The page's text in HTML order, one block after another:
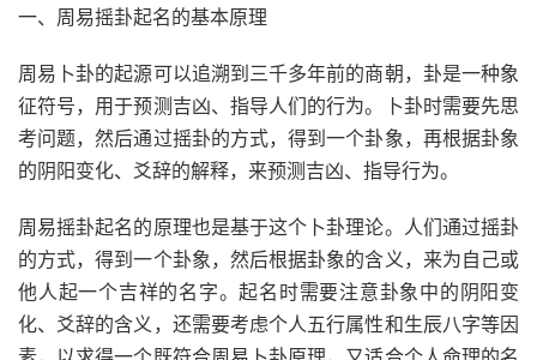
一、周易摇卦起名的基本原理
周易卜卦的起源可以追溯到三千多年前的商朝，卦是一种象
征符号，用于预测吉凶、指导人们的行为。卜卦时需要先思
考问题，然后通过摇卦的方式，得到一个卦象，再根据卦象
的阴阳变化、爻辞的解释，来预测吉凶、指导行为。
周易摇卦起名的原理也是基于这个卜卦理论。人们通过摇卦
的方式，得到一个卦象，然后根据卦象的含义，来为自己或
他人起一个吉祥的名字。起名时需要注意卦象中的阴阳变
化、爻辞的含义，还需要考虑个人五行属性和生辰八字等因